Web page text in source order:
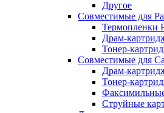
Другое
Совместимые для
Термопленки
Драм-
Тонер-
Совместимые для
Драм-
Тонер-
Струйные